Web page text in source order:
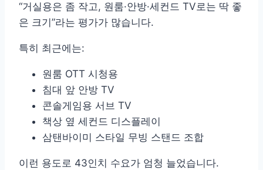
“거실용은 좀 작고, 원룸·안방·세컨드 TV로는 딱 좋
은 크기”라는 평가가 많습니다.
특히 최근에는:
원룸 OTT 시청용
침대 앞 안방 TV
콘솔게임용 서브 TV
책상 옆 세컨드 디스플레이
삼탠바이미 스타일 무빙 스탠드 조합
이런 용도로 43인치 수요가 엄청 늘었습니다.